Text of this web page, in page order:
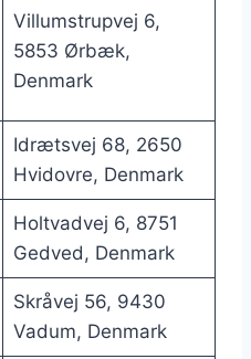
Villumstrupvej 6,
5853 Ørbæk,
Denmark
Idrætsvej 68, 2650
Hvidovre, Denmark
Holtvadvej 6, 8751
Gedved, Denmark
Skråvej 56, 9430
Vadum, Denmark